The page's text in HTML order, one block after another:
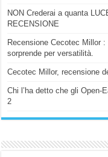
NON Crederai a quanta
RECENSIONE
Recensione Cecotec Millor
sorprende per versatilità.
Cecotec Millor, recensione
Chi l’ha detto che gli Open-
2